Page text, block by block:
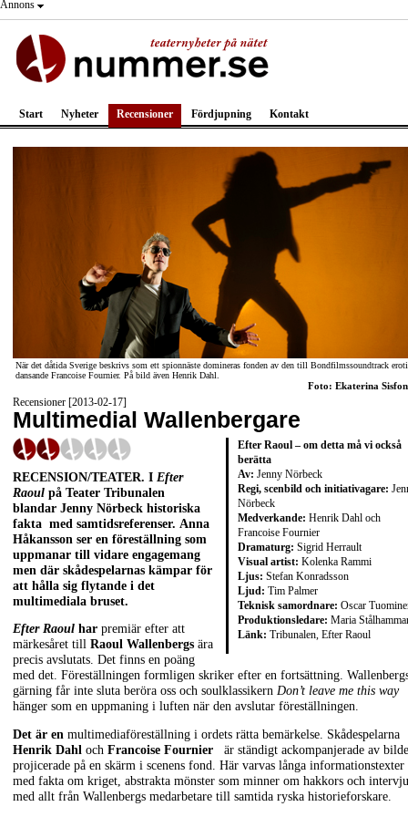
Annons
Start Nyheter Recensioner Fördjupning Kontakt
När det dåtida Sverige beskrivs som ett spionnäste domineras fonden av den till Bondfilmssoundtrack
dansande Francoise Fournier. På bild även Henrik Dahl.
Foto: Ekaterina
Recensioner [2013-02-17]
Multimedial Wallenbergare
Efter Raoul – om detta må vi också
berätta
Av: Jenny Nörbeck
Regi, scenbild och initiativagare:
Nörbeck
Medverkande: Henrik Dahl och
Francoise Fournier
Dramaturg: Sigrid Herrault
Visual artist: Kolenka Rammi
Ljus: Stefan Konradsson
Ljud: Tim Palmer
Teknisk samordnare: Oscar
Produktionsledare: Maria
Länk: Tribunalen, Efter Raoul
RECENSION/TEATER. I Efter
Raoul på Teater Tribunalen
blandar Jenny Nörbeck historiska
fakta med samtidsreferenser. Anna
Håkansson ser en föreställning som
uppmanar till vidare engagemang
men där skådespelarnas kämpar för
att hålla sig flytande i det
multimediala bruset.
Efter Raoul har premiär efter att
märkesåret till Raoul Wallenbergs ära
precis avslutats. Det finns en poäng
med det. Föreställningen formligen skriker efter en fortsättning.
gärning får inte sluta beröra oss och soulklassikern Don’t leave me this way
hänger som en uppmaning i luften när den avslutar föreställningen.
Det är en multimediaföreställning i ordets rätta bemärkelse. Skådespelarna
Henrik Dahl och Francoise Fournier är ständigt ackompanjerade av
projicerade på en skärm i scenens fond. Här varvas långa informationstexter
med fakta om kriget, abstrakta mönster som minner om hakkors och
med allt från Wallenbergs medarbetare till samtida ryska historieforskare.